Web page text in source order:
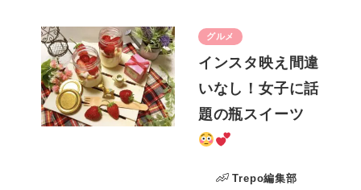
グルメ
インスタ映え間違
いなし！女子に話
題の瓶スイーツ
Trepo編集部